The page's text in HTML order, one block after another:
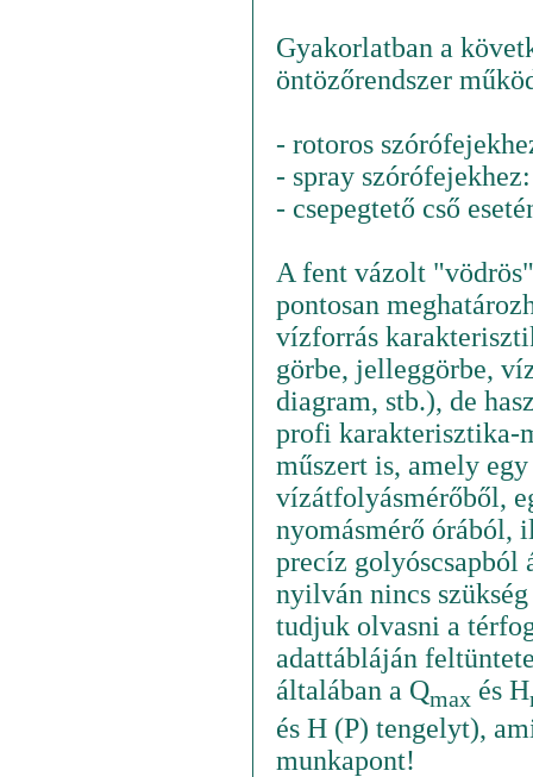
Gyakorlatban a
öntözőrendszer
- rotoros
- spray
- csepegtető cső
A fent vázolt
pontosan
vízforrás
görbe, jelleggörbe,
diagram, stb.), de
profi karakterisztika-
műszert is, amely egy
vízátfolyásmérőből,
nyomásmérő órából,
precíz golyóscsapból
nyilván nincs
tudjuk olvasni a
adattábláján
általában a Qmaxés H
és H (P) tengelyt),
munkapont!